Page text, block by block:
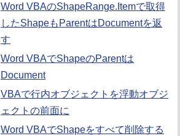
Word VBAのShapeRange.Itemで取得
したShapeもParentはDocumentを返
す
Word VBAでShapeのParentは
Document
VBAで行内オブジェクトを浮動オブジ
ェクトの前面に
Word VBAでShapeをすべて削除する